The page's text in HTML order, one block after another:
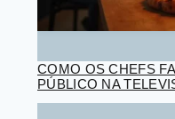
COMO OS CHEFS
PÚBLICO NA